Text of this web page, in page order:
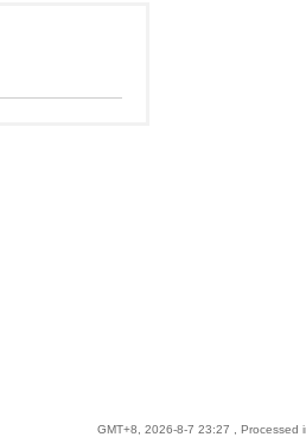
GMT+8, 2026-8-7 23:27 , Processed